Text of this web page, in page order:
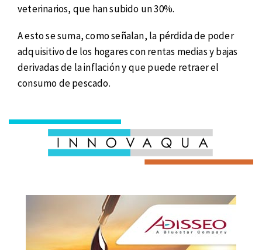
veterinarios, que han subido un 30%.
A esto se suma, como señalan, la pérdida de poder
adquisitivo de los hogares con rentas medias y bajas
derivadas de la inflación y que puede retraer el
consumo de pescado.